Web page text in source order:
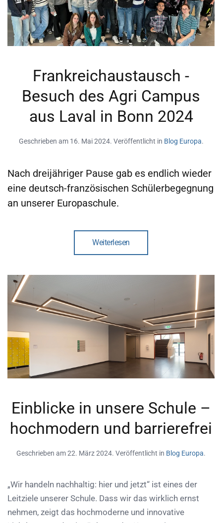
Frankreichaustausch -
Besuch des Agri Campus
aus Laval in Bonn 2024
Geschrieben am 16. Mai 2024. Veröffentlicht in Blog Europa.
Nach dreijähriger Pause gab es endlich wieder
eine deutsch-französischen Schülerbegegnung
an unserer Europaschule.
Weiterlesen
Einblicke in unsere Schule –
hochmodern und barrierefrei
Geschrieben am22. März 2024. Veröffentlicht in Blog Europa.
„Wir handeln nachhaltig: hier und jetzt“ ist eines der
Leitziele unserer Schule. Dass wir das wirklich ernst
nehmen, zeigt das hochmoderne und innovative